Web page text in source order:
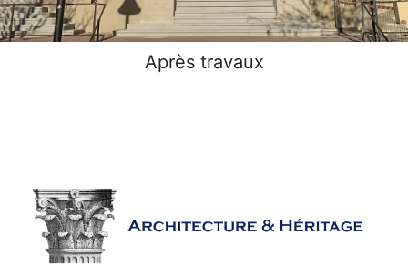
Après travaux